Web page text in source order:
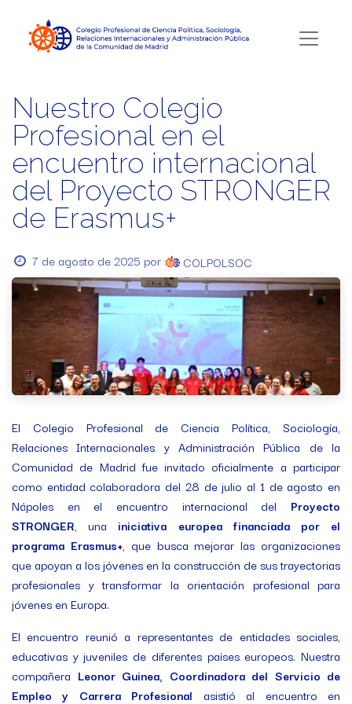
Nuestro Colegio
Profesional en el
encuentro internacional
del Proyecto STRONGER
de Erasmus+
7 de agosto de 2025 por COLPOLSOC
El Colegio Profesional de Ciencia Política, Sociología,
Relaciones Internacionales y Administración Pública de la
Comunidad de Madrid fue invitado oficialmente a participar
como entidad colaboradora del 28 de julio al 1 de agosto en
Nápoles en el encuentro internacional del Proyecto
STRONGER, una iniciativa europea financiada por el
programa Erasmus+, que busca mejorar las organizaciones
que apoyan a los jóvenes en la construcción de sus trayectorias
profesionales y transformar la orientación profesional para
jóvenes en Europa.
El encuentro reunió a representantes de entidades sociales,
educativas y juveniles de diferentes países europeos. Nuestra
compañera Leonor Guinea, Coordinadora del Servicio de
Empleo y Carrera Profesional asistió al encuentro en